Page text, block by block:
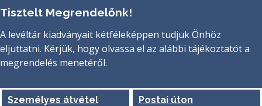
Tisztelt Megrendelőnk!
A levéltár kiadványait kétféleképpen tudjuk Önhöz
eljuttatni. Kérjük, hogy olvassa el az alábbi tájékoztatót a
megrendelés menetéről.
Személyes átvétel Postai úton